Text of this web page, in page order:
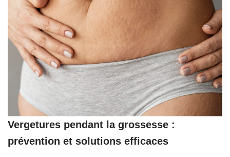
Vergetures pendant la grossesse :
prévention et solutions efficaces